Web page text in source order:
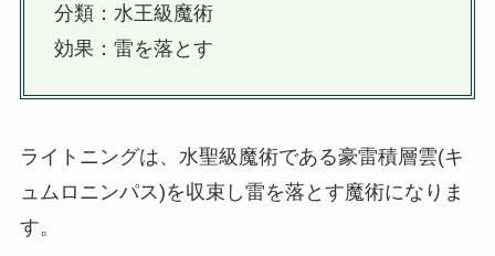
分類：水王級魔術
効果：雷を落とす
ライトニングは、水聖級魔術である豪雷積層雲(キ
ュムロニンパス)を収束し雷を落とす魔術になりま
す。